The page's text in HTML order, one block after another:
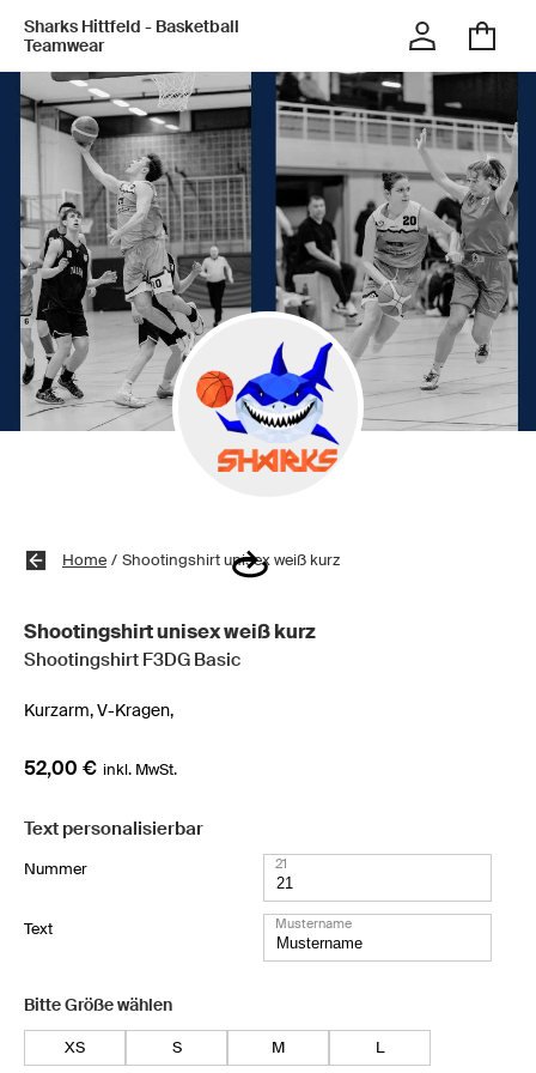
Sharks Hittfeld - Basketball
Teamwear
Home / Shootingshirt unisex weiß kurz
Shootingshirt unisex weiß kurz
Shootingshirt F3DG Basic
Kurzarm,V-Kragen,
52,00 € inkl. MwSt.
Text personalisierbar
Nummer 21
Text Mustername
Bitte Größe wählen
XS S M L